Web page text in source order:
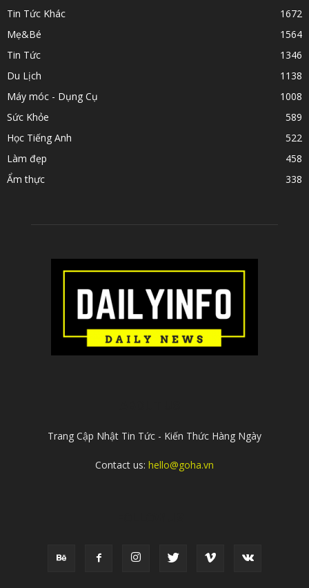
Tin Tức Khác
1672
Mẹ&Bé
1564
Tin Tức
1346
Du Lịch
1138
Máy móc - Dụng Cụ
1008
Sức Khỏe
589
Học Tiếng Anh
522
Làm đẹp
458
Ẩm thực
338
Trang Cập Nhật Tin Tức - Kiến Thức Hàng Ngày
Contact us: hello@goha.vn